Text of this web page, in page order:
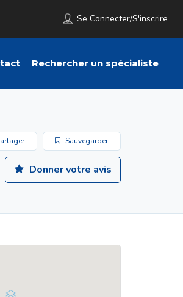
Se Connecter/S'inscrire
Rechercher un spécialiste
Sauvegarder
Donner votre avis